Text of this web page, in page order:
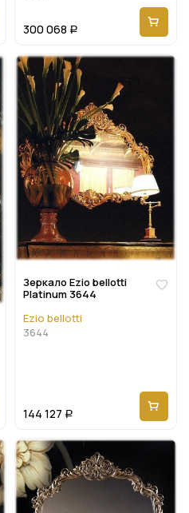
300 068 Р
Зеркало Ezio bellotti
Platinum 3644
Ezio bellotti
3644
144 127 Р